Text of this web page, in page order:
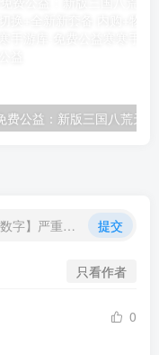
不准出现无意义评论【特别是字母数字】严重封号处理 提交
只看作者
0